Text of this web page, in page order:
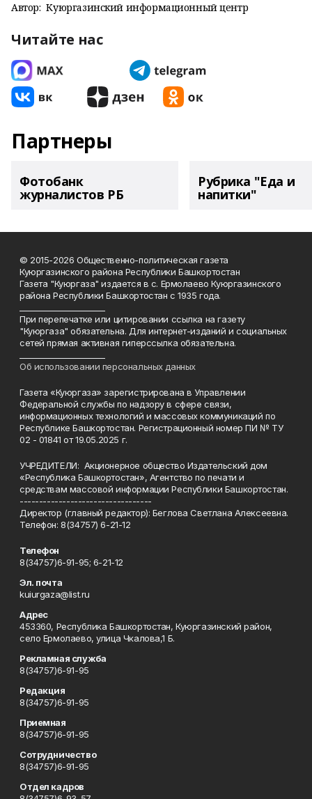
Автор: Куюргазинский информационный центр
Читайте нас
Партнеры
Фотобанк
журналистов РБ
Рубрика "Еда и
напитки"
© 2015-2026 Общественно-политическая газета
Куюргазинского района Республики Башкортостан
Газета "Куюргаза" издается в с. Ермолаево Куюргазинского
района Республики Башкортостан с 1935 года.
При перепечатке или цитировании ссылка на газету
"Куюргаза" обязательна. Для интернет-изданий и социальных
сетей прямая активная гиперссылка обязательна.
Об использовании персональных данных
Газета «Куюргаза» зарегистрирована в Управлении
Федеральной службы по надзору в сфере связи,
информационных технологий и массовых коммуникаций по
Республике Башкортостан. Регистрационный номер ПИ № ТУ
02 - 01841 от 19.05.2025 г.
УЧРЕДИТЕЛИ: Акционерное общество Издательский дом
«Республика Башкортостан», Агентство по печати и
средствам массовой информации Республики Башкортостан.
----------------------------------
Директор (главный редактор): Беглова Светлана Алексеевна.
Телефон: 8(34757) 6-21-12
Телефон
8(34757)6-91-95; 6-21-12
Эл. почта
kuiurgaza@list.ru
Адрес
453360, Республика Башкортостан, Куюргазинский район,
село Ермолаево, улица Чкалова,1 Б.
Рекламная служба
8(34757)6-91-95
Редакция
8(34757)6-91-95
Приемная
8(34757)6-91-95
Сотрудничество
8(34757)6-91-95
Отдел кадров